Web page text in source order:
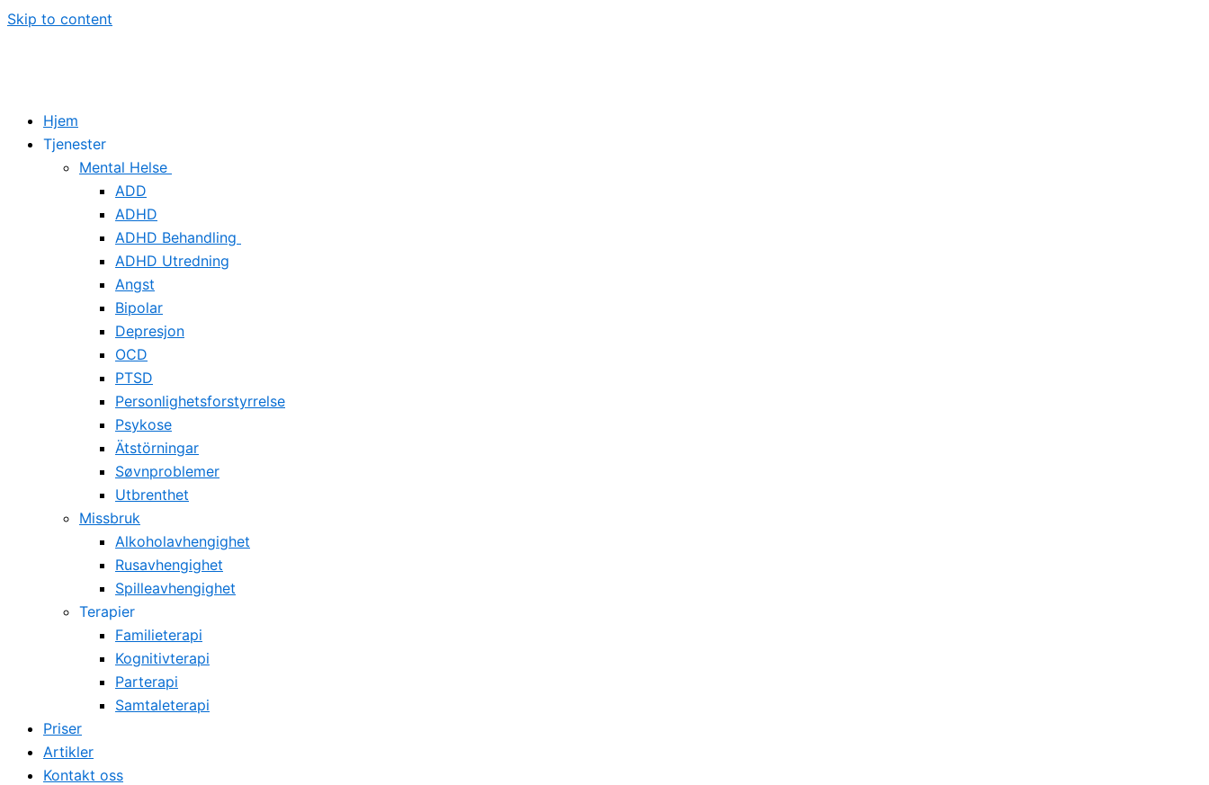
Skip to content
Hjem
Tjenester
Mental Helse
ADD
ADHD
ADHD Behandling
ADHD Utredning
Angst
Bipolar
Depresjon
OCD
PTSD
Personlighetsforstyrrelse
Psykose
Ätstörningar
Søvnproblemer
Utbrenthet
Missbruk
Alkoholavhengighet
Rusavhengighet
Spilleavhengighet
Terapier
Familieterapi
Kognitivterapi
Parterapi
Samtaleterapi
Priser
Artikler
Kontakt oss